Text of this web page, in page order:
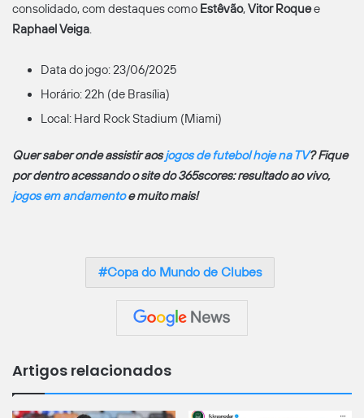
consolidado, com destaques como Estêvão,Vitor Roquee
Raphael Veiga.
Data do jogo: 23/06/2025
Horário: 22h (de Brasília)
Local: Hard Rock Stadium (Miami)
Quer saber onde assistir aosjogos de futebol hoje na TV? Fique
por dentro acessando o site do 365scores: resultado ao vivo,
jogos em andamentoe muito mais!
Copa do Mundo de Clubes
Artigos relacionados